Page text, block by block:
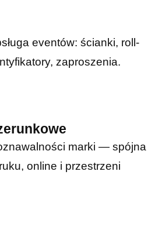
eventów: ścianki, roll-
zaproszenia.
marki — spójna
online i przestrzeni